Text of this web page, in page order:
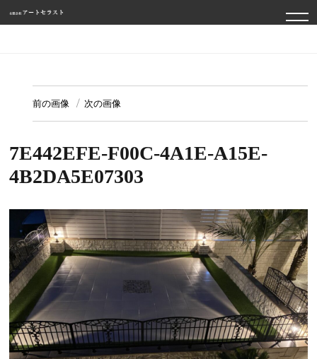
前の画像 次の画像
7E442EFE-F00C-4A1E-A15E-
4B2DA5E07303